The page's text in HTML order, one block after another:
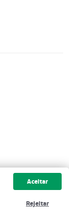
Aceitar
Rejeitar